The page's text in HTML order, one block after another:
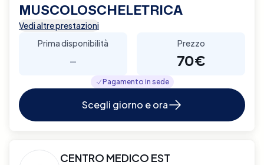
MUSCOLOSCHELETRICA
Vedi altre prestazioni
Prima disponibilità
-
Prezzo
70€
Pagamento in sede
Scegli giorno e ora
CENTRO MEDICO EST